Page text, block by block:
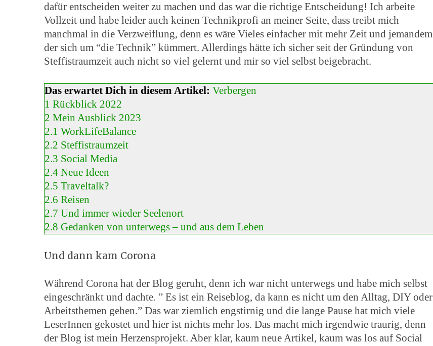
dafür entscheiden weiter zu machen und das war die richtige Entscheidung! Ich arbeite
Vollzeit und habe leider auch keinen Technikprofi an meiner Seite, dass treibt mich
manchmal in die Verzweiflung, denn es wäre Vieles einfacher mit mehr Zeit und jemandem
der sich um “die Technik” kümmert. Allerdings hätte ich sicher seit der Gründung von
Steffistraumzeit auch nicht so viel gelernt und mir so viel selbst beigebracht.
Das erwartet Dich in diesem Artikel: Verbergen
1 Rückblick 2022
2 Mein Ausblick 2023
2.1 WorkLifeBalance
2.2 Steffistraumzeit
2.3 Social Media
2.4 Neue Ideen
2.5 Traveltalk?
2.6 Reisen
2.7 Und immer wieder Seelenort
2.8 Gedanken von unterwegs – und aus dem Leben
Und dann kam Corona
Während Corona hat der Blog geruht, denn ich war nicht unterwegs und habe mich selbst
eingeschränkt und dachte. ” Es ist ein Reiseblog, da kann es nicht um den Alltag, DIY oder
Arbeitsthemen gehen.” Das war ziemlich engstirnig und die lange Pause hat mich viele
LeserInnen gekostet und hier ist nichts mehr los. Das macht mich irgendwie traurig, denn
der Blog ist mein Herzensprojekt. Aber klar, kaum neue Artikel, kaum was los auf Social